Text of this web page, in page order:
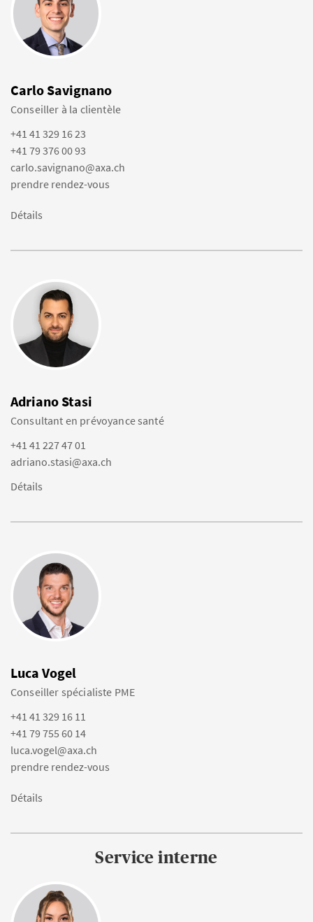
Carlo Savignano
Conseiller à la clientèle
+41 41 329 16 23
+41 79 376 00 93
carlo.savignano@axa.ch
prendre rendez-vous
Détails
Adriano Stasi
Consultant en prévoyance santé
+41 41 227 47 01
adriano.stasi@axa.ch
Détails
Luca Vogel
Conseiller spécialiste PME
+41 41 329 16 11
+41 79 755 60 14
luca.vogel@axa.ch
prendre rendez-vous
Détails
Service interne